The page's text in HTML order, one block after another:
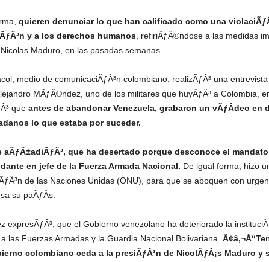
quieren denunciar lo que han calificado como una
y a los derechos humanos, refiriÃƒÂ©ndose a las medidas
Maduro, en las pasadas semanas.
medio de comunicaciÃƒÂ³n colombiano, realizÃƒÂ³ una
MÃƒÂ©ndez, uno de los militares que huyÃƒÂ³ a Colombia,
que antes de abandonar Venezuela, grabaron un vÃƒÂ­deo en
lo que estaba por suceder.
aÃƒÂ±adiÃƒÂ³, que ha desertado porque desconoce el
en jefe de la Fuerza Armada Nacional. De igual forma, hizo
de las Naciones Unidas (ONU), para que se aboquen con
su paÃƒÂ­s.
expresÃƒÂ³, que el Gobierno venezolano ha deteriorado la
a las Fuerzas Armadas y la Guardia Nacional Bolivariana.
colombiano ceda a la presiÃƒÂ³n de NicolÃƒÂ¡s Maduro y